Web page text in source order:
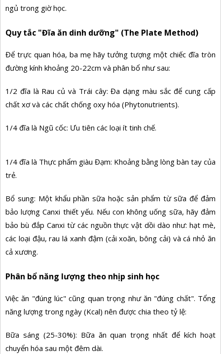
ngủ trong giờ học.
Quy tắc "Đĩa ăn dinh dưỡng" (The Plate Method)
Để trực quan hóa, ba mẹ hãy tưởng tượng một chiếc đĩa tròn
đường kính khoảng 20-22cm và phân bổ như sau:
1/2 đĩa là Rau củ và Trái cây: Đa dạng màu sắc để cung cấp
chất xơ và các chất chống oxy hóa (Phytonutrients).
1/4 đĩa là Ngũ cốc: Ưu tiên các loại ít tinh chế.
1/4 đĩa là Thực phẩm giàu Đạm: Khoảng bằng lòng bàn tay của
trẻ.
Bổ sung: Một khẩu phần sữa hoặc sản phẩm từ sữa để đảm
bảo lượng Canxi thiết yếu. Nếu con không uống sữa, hãy đảm
bảo bù đắp Canxi từ các nguồn thực vật dồi dào như: hạt mè,
các loại đậu, rau lá xanh đậm (cải xoăn, bông cải) và cá nhỏ ăn
cả xương.
Phân bổ năng lượng theo nhịp sinh học
Việc ăn "đúng lúc" cũng quan trọng như ăn "đúng chất". Tổng
năng lượng trong ngày (Kcal) nên được chia theo tỷ lệ:
Bữa sáng (25-30%): Bữa ăn quan trọng nhất để kích hoạt
chuyển hóa sau một đêm dài.